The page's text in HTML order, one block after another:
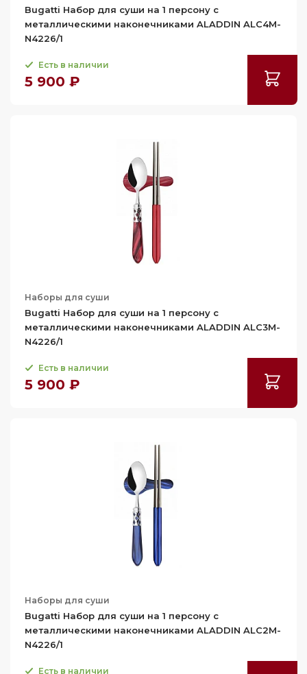
Bugatti Набор для суши на 1 персону с
металлическими наконечниками ALADDIN ALC4M-
N4226/1
Есть в наличии
5 900 ₽
Наборы для суши
Bugatti Набор для суши на 1 персону с
металлическими наконечниками ALADDIN ALC3M-
N4226/1
Есть в наличии
5 900 ₽
Наборы для суши
Bugatti Набор для суши на 1 персону с
металлическими наконечниками ALADDIN ALC2M-
N4226/1
Есть в наличии